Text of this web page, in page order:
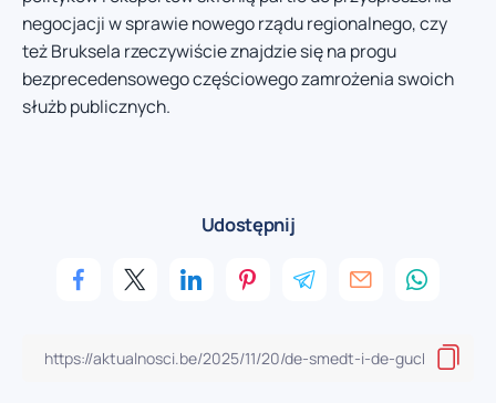
negocjacji w sprawie nowego rządu regionalnego, czy
też Bruksela rzeczywiście znajdzie się na progu
bezprecedensowego częściowego zamrożenia swoich
służb publicznych.
Udostępnij